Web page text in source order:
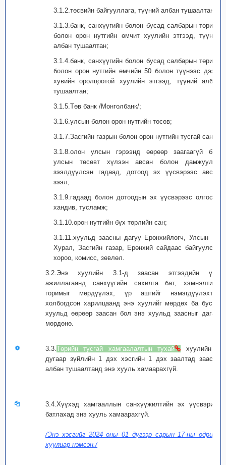
3.1.2.төсвийн байгууллага, түүний албан тушаалтан;
3.1.3.банк, санхүүгийн болон бусад салбарын төрийн
болон орон нутгийн өмчит хуулийн этгээд, түүний
албан тушаалтан;
3.1.4.банк, санхүүгийн болон бусад салбарын төрийн
болон орон нутгийн өмчийн 50 болон түүнээс дээш
хувийн оролцоотой хуулийн этгээд, түүний албан
тушаалтан;
3.1.5.Төв банк /Монголбанк/;
3.1.6.улсын болон орон нутгийн төсөв;
3.1.7.Засгийн газрын болон орон нутгийн тусгай сан;
3.1.8.олон улсын гэрээнд өөрөөр заагаагүй бол
улсын төсөвт хүлээн авсан болон дамжуулан
зээлдүүлсэн гадаад, дотоод эх үүсвэрээс авсан
зээл;
3.1.9.гадаад болон дотоодын эх үүсвэрээс олгосон
хандив, тусламж;
3.1.10.орон нутгийн бүх төрлийн сан;
3.1.11.хуульд заасны дагуу Ерөнхийлөгч, Улсын Их
Хурал, Засгийн газар, Ерөнхий сайдаас байгуулсан
хороо, комисс, зөвлөл.
3.2.Энэ хуулийн 3.1-д заасан этгээдийн үйл
ажиллагаанд санхүүгийн сахилга бат, хэмнэлтийн
горимыг мөрдүүлэх, үр ашгийг нэмэгдүүлэхтэй
холбогдсон харилцаанд энэ хуулийг мөрдөх ба бусад
хуульд өөрөөр заасан бол энэ хуульд заасныг дагаж
мөрдөнө.
3.3.Төрийн тусгай хамгаалалтын тухай
хуулийн 6
дугаар зүйлийн 1 дэх хэсгийн 1 дэх заалтад заасан
албан тушаалтанд энэ хууль хамаарахгүй.
3.4.Хүүхэд хамгааллын санхүүжилтийн эх үүсвэрийг
батлахад энэ хууль хамаарахгүй.
/Энэ хэсгийг 2024 оны 01 дүгээр сарын 17-ны өдрийн
хуулиар нэмсэн./